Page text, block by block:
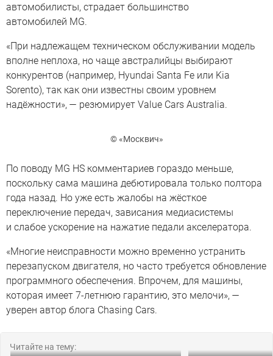
автомобилисты, страдает большинство
автомобилей MG.
«При надлежащем техническом обслуживании модель
вполне неплоха, но чаще австралийцы выбирают
конкурентов (например, Hyundai Santa Fe или Kia
Sorento), так как они известны своим уровнем
надёжности», — резюмирует Value Cars Australia.
© «Москвич»
По поводу MG HS комментариев гораздо меньше,
поскольку сама машина дебютировала только полтора
года назад. Но уже есть жалобы на жёсткое
переключение передач, зависания медиасистемы
и слабое ускорение на нажатие педали акселератора.
«Многие неисправности можно временно устранить
перезапуском двигателя, но часто требуется обновление
программного обеспечения. Впрочем, для машины,
которая имеет 7-летнюю гарантию, это мелочи», —
уверен автор блога Chasing Cars.
Читайте на тему: